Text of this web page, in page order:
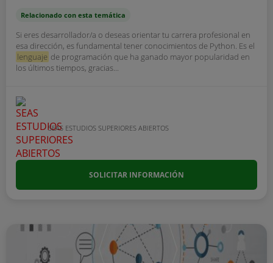
Relacionado con esta temática
Si eres desarrollador/a o deseas orientar tu carrera profesional en
esa dirección, es fundamental tener conocimientos de Python. Es el
lenguaje de programación que ha ganado mayor popularidad en
los últimos tiempos, gracias...
SEAS ESTUDIOS SUPERIORES ABIERTOS
SOLICITAR INFORMACIÓN